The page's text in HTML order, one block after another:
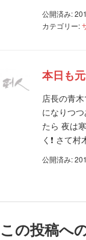
公開済み:
カテゴリー:
本日も
店長の青
になりつ
たら 夜は
く❗️ さて
公開済み:
この投稿へ